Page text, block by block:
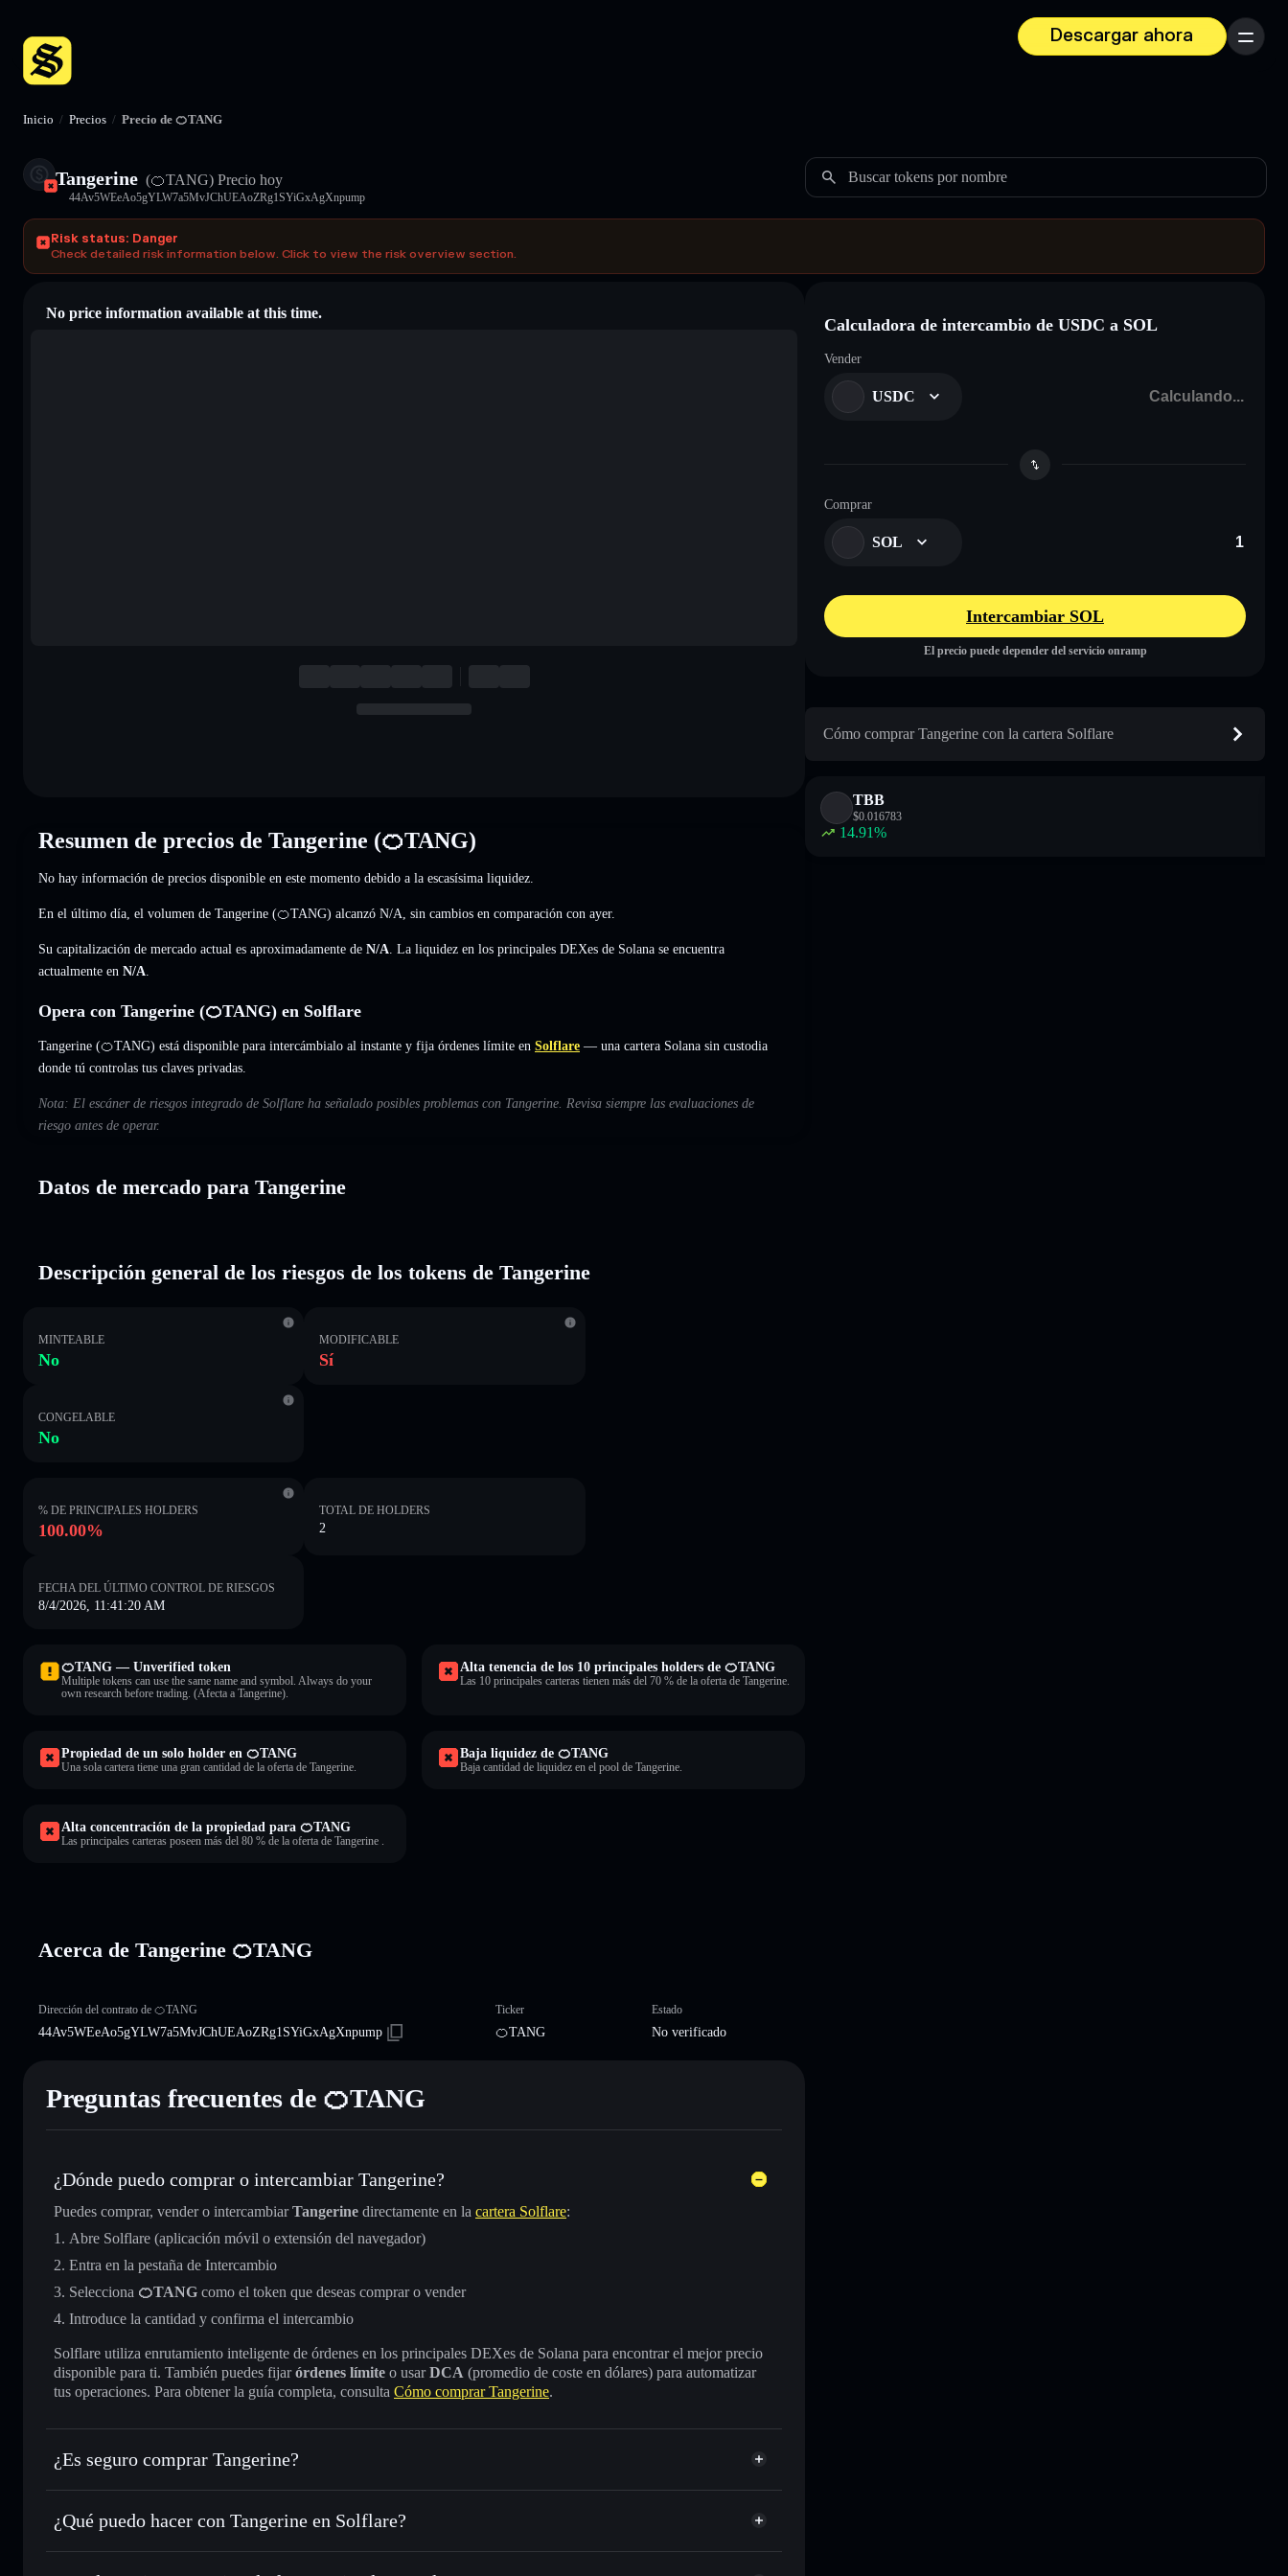
Descargar ahora
Menú
Inicio / Precios / Precio de 🍊TANG
Tangerine (🍊TANG) Precio hoy
44Av5WEeAo5gYLW7a5MvJChUEAoZRg1SYiGxAgXnpump
Buscar tokens por nombre
Risk status: Danger
Check detailed risk information below. Click to view the risk overview section.
No price information available at this time.
Resumen de precios de Tangerine (🍊TANG)
No hay información de precios disponible en este momento debido a la escasísima liquidez.
En el último día, el volumen de Tangerine (🍊TANG) alcanzó N/A sin cambios en comparación con ayer.
Su capitalización de mercado actual es aproximadamente de N/A . La liquidez en los principales DEXes de Solana se encuentra
actualmente en N/A
Opera con Tangerine (🍊TANG) en Solflare
Tangerine (🍊TANG) está disponible para intercámbialo al instante y fija órdenes límite en Solflare — una cartera Solana sin custodia
donde tú controlas tus claves privadas.
Nota: El escáner de riesgos integrado de Solflare ha señalado posibles problemas con Tangerine. Revisa siempre las evaluaciones de
riesgo antes de operar.
Datos de mercado para Tangerine
Descripción general de los riesgos de los tokens de Tangerine
MINTEABLE
No
MODIFICABLE
Sí
CONGELABLE
No
% DE PRINCIPALES HOLDERS
100.00%
TOTAL DE HOLDERS
2
FECHA DEL ÚLTIMO CONTROL DE RIESGOS
8/4/2026, 11:41:20 AM
🍊TANG — Unverified token
Multiple tokens can use the same name and symbol. Always do your
own research before trading. (Afecta a Tangerine).
Alta tenencia de los 10 principales holders de 🍊TANG
Las 10 principales carteras tienen más del 70 % de la oferta de Tangerine.
Propiedad de un solo holder en 🍊TANG
Una sola cartera tiene una gran cantidad de la oferta de Tangerine.
Baja liquidez de 🍊TANG
Baja cantidad de liquidez en el pool de Tangerine.
Alta concentración de la propiedad para 🍊TANG
Las principales carteras poseen más del 80 % de la oferta de Tangerine .
Acerca de Tangerine 🍊TANG
Dirección del contrato de 🍊TANG
44Av5WEeAo5gYLW7a5MvJChUEAoZRg1SYiGxAgXnpump
Ticker
🍊TANG
Estado
No verificado
Preguntas frecuentes de 🍊TANG
¿Dónde puedo comprar o intercambiar Tangerine?
Puedes comprar, vender o intercambiarTangerine directamente en la cartera Solflare:
Abre Solflare (aplicación móvil o extensión del navegador)
Entra en la pestaña de Intercambio
Selecciona 🍊TANG como el token que deseas comprar o vender
Introduce la cantidad y confirma el intercambio
Solflare utiliza enrutamiento inteligente de órdenes en los principales DEXes de Solana para encontrar el mejor precio
disponible para ti. También puedes fijarórdenes límite o usarDCA (promedio de coste en dólares) para automatizar
tus operaciones. Para obtener la guía completa, consulta Cómo comprar Tangerine.
¿Es seguro comprar Tangerine?
Tangerine no está verificado
¿Qué puedo hacer con Tangerine en Solflare?
Tangerine
cartera de Solflare
Calculadora de intercambio de USDC a SOL
Vender
USDC
Comprar
SOL
Intercambiar SOL
El precio puede depender del servicio onramp
Cómo comprar Tangerine con la cartera Solflare
TBB
$0.016783
14.91%